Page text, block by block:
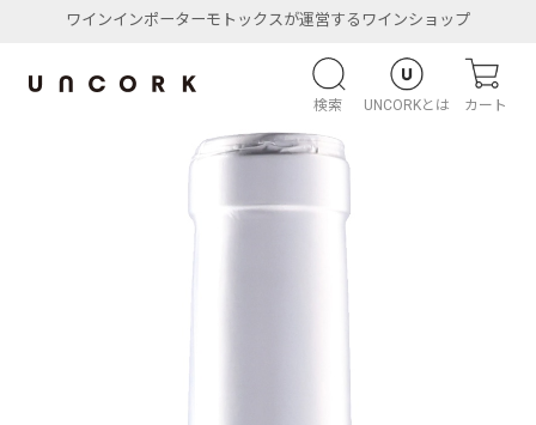
ワインインポーターモトックスが運営するワインショップ
検索 UNCORKとは カート